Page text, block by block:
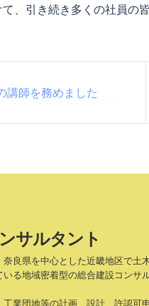
、引き続き多くの社員の
講師を務めました
サルタント
良県を中心とした近畿地区で土
る地域密着型の総合建設コンサ
業団地等の計画、設計、許認可